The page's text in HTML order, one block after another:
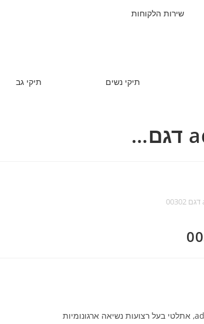
שירות הלקוחות
תיקי נשים תיקי גב
תיק גב אופנתי צעיר ואיכותי של חברת adidas, אתלטי בעל רצועות נשיאה ארגונומיות